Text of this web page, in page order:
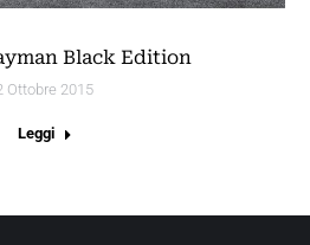
Black Edition
Ottobre 2015
Leggi